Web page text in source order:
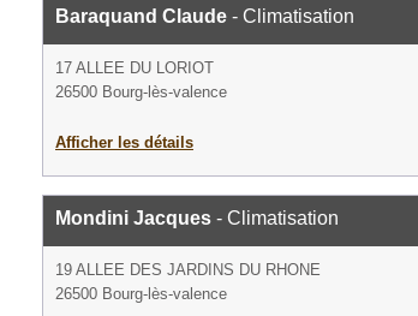
Baraquand Claude - Climatisation
17 ALLEE DU LORIOT
26500 Bourg-lès-valence
Afficher les détails
Mondini Jacques - Climatisation
19 ALLEE DES JARDINS DU RHONE
26500 Bourg-lès-valence